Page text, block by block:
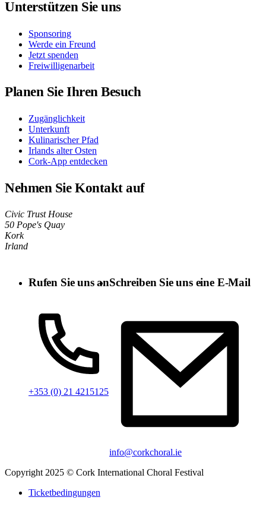
Unterstützen Sie uns
Sponsoring
Werde ein Freund
Jetzt spenden
Freiwilligenarbeit
Planen Sie Ihren Besuch
Zugänglichkeit
Unterkunft
Kulinarischer Pfad
Irlands alter Osten
Cork-App entdecken
Nehmen Sie Kontakt auf
Civic Trust House
50 Pope's Quay
Kork
Irland
Rufen Sie uns an
+353 (0) 21 4215125
Schreiben Sie uns eine E-Mail
info@corkchoral.ie
Copyright 2025 © Cork International Choral Festival
Ticketbedingungen